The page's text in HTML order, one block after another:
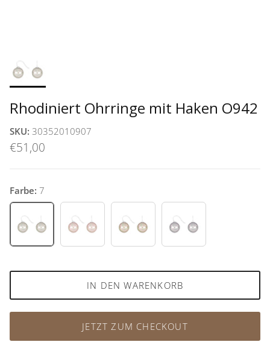
Rhodiniert Ohrringe mit Haken O942
SKU: 30352010907
€51,00
Farbe: 7
7 11 73 93
IN DEN WARENKORB
JETZT ZUM CHECKOUT